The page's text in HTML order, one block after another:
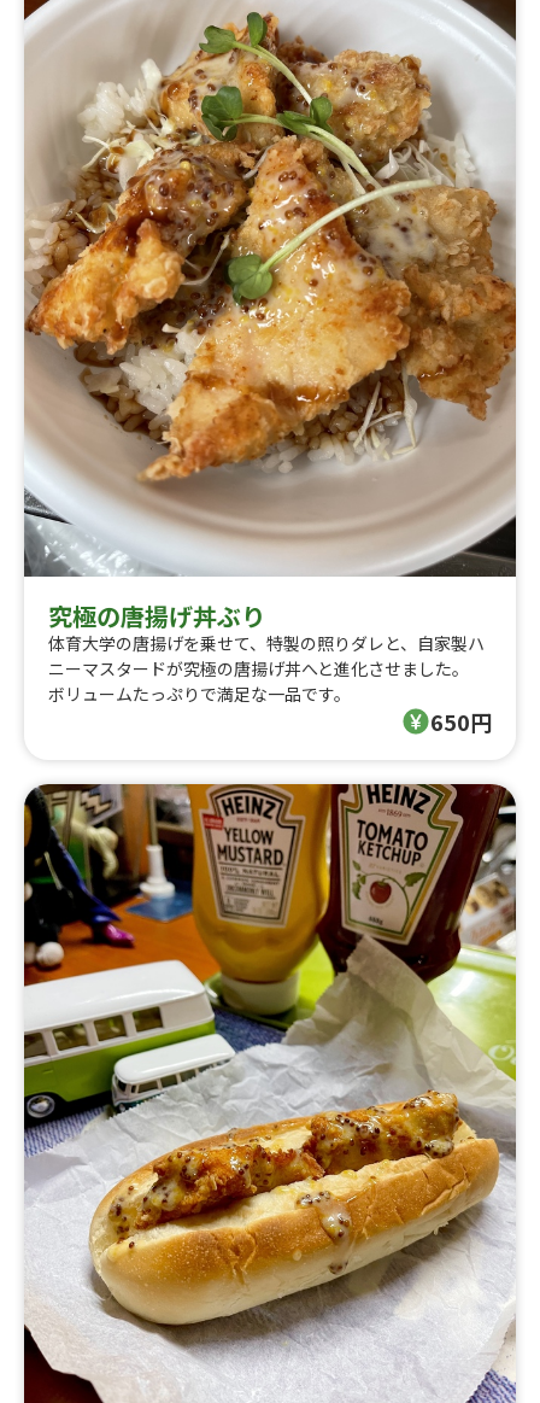
究極の唐揚げ丼ぶり
体育大学の唐揚げを乗せて、特製の照りダレと、自家製ハ
ニーマスタードが究極の唐揚げ丼へと進化させました。
ボリュームたっぷりで満足な一品です。
650円